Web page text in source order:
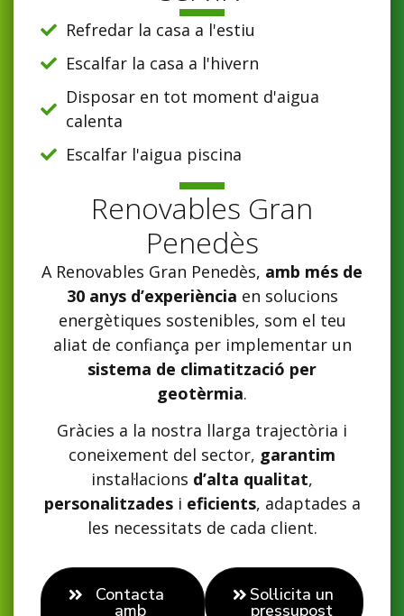
Refredar la casa a l'estiu
Escalfar la casa a l'hivern
Disposar en tot moment d'aigua
calenta
Escalfar l'aigua piscina
Renovables Gran
Penedès
A Renovables Gran Penedès, amb més de
30 anys d’experiència en solucions
energètiques sostenibles, som el teu
aliat de confiança per implementar un
sistema de climatització per
geotèrmia.
Gràcies a la nostra llarga trajectòria i
coneixement del sector, garantim
instal·lacions d’alta qualitat,
personalitzadesi eficients, adaptades a
les necessitats de cada client.
Contacta
amb
Sol·licita un
pressupost